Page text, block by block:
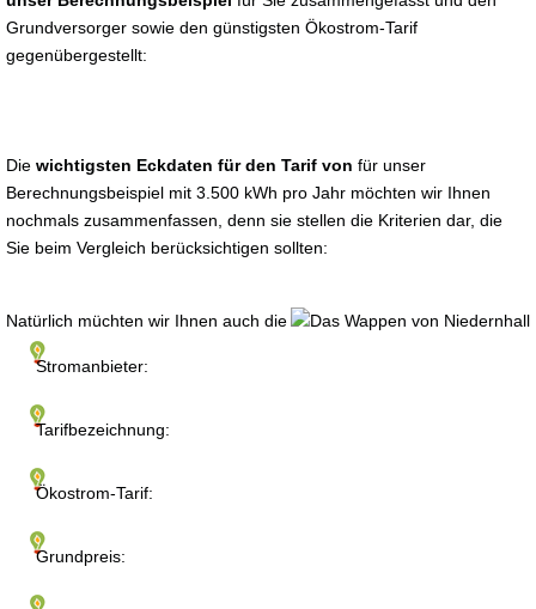
Grundversorger sowie den günstigsten Ökostrom-Tarif
gegenübergestellt:
Die wichtigsten Eckdaten für den Tarif von für unser
Berechnungsbeispiel mit 3.500 kWh pro Jahr möchten wir Ihnen
nochmals zusammenfassen, denn sie stellen die Kriterien dar, die
Sie beim Vergleich berücksichtigen sollten:
Stromanbieter:
Tarifbezeichnung:
Ökostrom-Tarif:
Grundpreis:
Natürlich müchten wir Ihnen auch die